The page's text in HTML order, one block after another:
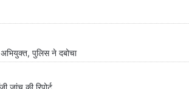
पुलिस ने दबोचा
की रिपोर्ट